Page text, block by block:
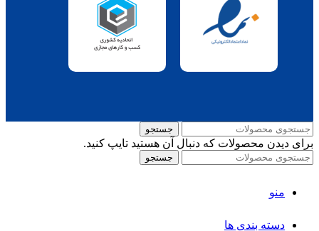
جستجو
برای دیدن محصولات که دنبال آن هستید تایپ کنید.
جستجو
منو
دسته بندی ها